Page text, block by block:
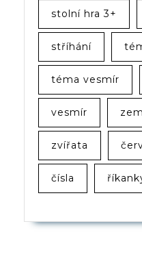
stolní hra 3+
stříhání
téma vesmír
vesmír
zvířata
čísla